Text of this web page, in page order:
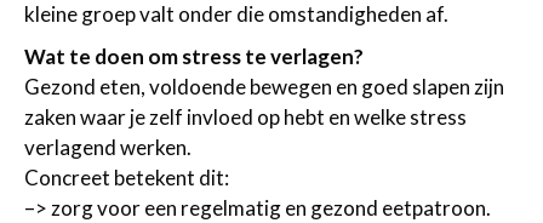
kleine groep valt onder die omstandigheden af.
Wat te doen om stress te verlagen?
Gezond eten, voldoende bewegen en goed slapen zijn
zaken waar je zelf invloed op hebt en welke stress
verlagend werken.
Concreet betekent dit:
–> zorg voor een regelmatig en gezond eetpatroon.